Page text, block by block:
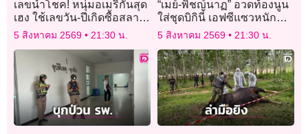
เลขนำโชค! หนุ่มอเมริกันสุด
เฮง ใช้เลขวัน-ปีเกิดซื้อสลาก
ชิงโชค คว้ารางวัลใหญ่ 1
5 สิงหาคม 2569 21:30 น.
“เมย์-พิชญ์นาฏ” อวดท้องนูน
ใส่ชุดบิกินี่ เอฟซีแซวหนัก
ว่าที่คุณแม่สวยมากจริงๆ
5 สิงหาคม 2569 21:30 น.